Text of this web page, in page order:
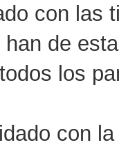
con las
de
los
con